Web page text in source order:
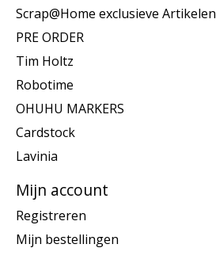
Scrap@Home exclusieve Artikelen
PRE ORDER
Tim Holtz
Robotime
OHUHU MARKERS
Cardstock
Lavinia
Mijn account
Registreren
Mijn bestellingen